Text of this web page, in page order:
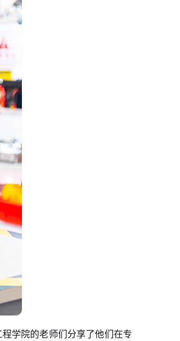
学院的老师们分享了他们在专